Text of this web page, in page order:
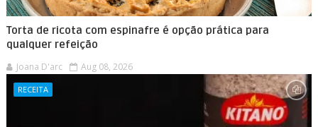
Torta de ricota com espinafre é opção prática para
qualquer refeição
Joana D'arc Aug 08, 2026
RECEITA